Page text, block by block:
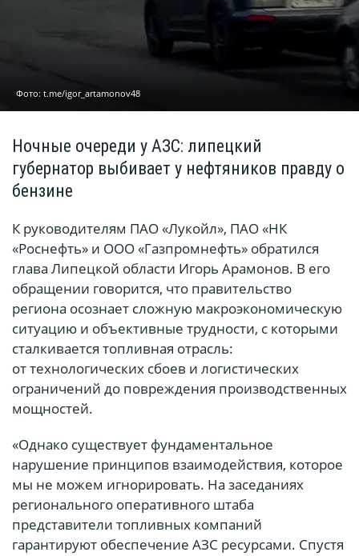
Фото: t.me/igor_artamonov48
Ночные очереди у АЗС: липецкий
губернатор выбивает у нефтяников правду о
бензине
К руководителям ПАО «Лукойл», ПАО «НК
«Роснефть» и ООО «Газпромнефть» обратился
глава Липецкой области Игорь Арамонов. В его
обращении говорится, что правительство
региона осознает сложную макроэкономическую
ситуацию и объективные трудности, с которыми
сталкивается топливная отрасль:
от технологических сбоев и логистических
ограничений до повреждения производственных
мощностей.
«Однако существует фундаментальное
нарушение принципов взаимодействия, которое
мы не можем игнорировать. На заседаниях
регионального оперативного штаба
представители топливных компаний
гарантируют обеспечение АЗС ресурсами. Спустя